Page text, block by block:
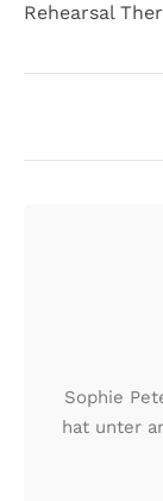
Rehearsal
Sophie
hat unter